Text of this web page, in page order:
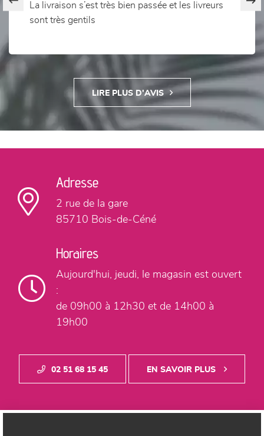
La livraison s’est très bien passée et les livreurs
sont très gentils
LIRE PLUS D'AVIS
Adresse
2 rue de la gare
85710 Bois-de-Céné
Horaires
Aujourd'hui, jeudi, le magasin est ouvert
:
de 09h00 à 12h30 et de 14h00 à
19h00
02 51 68 15 45 EN SAVOIR PLUS